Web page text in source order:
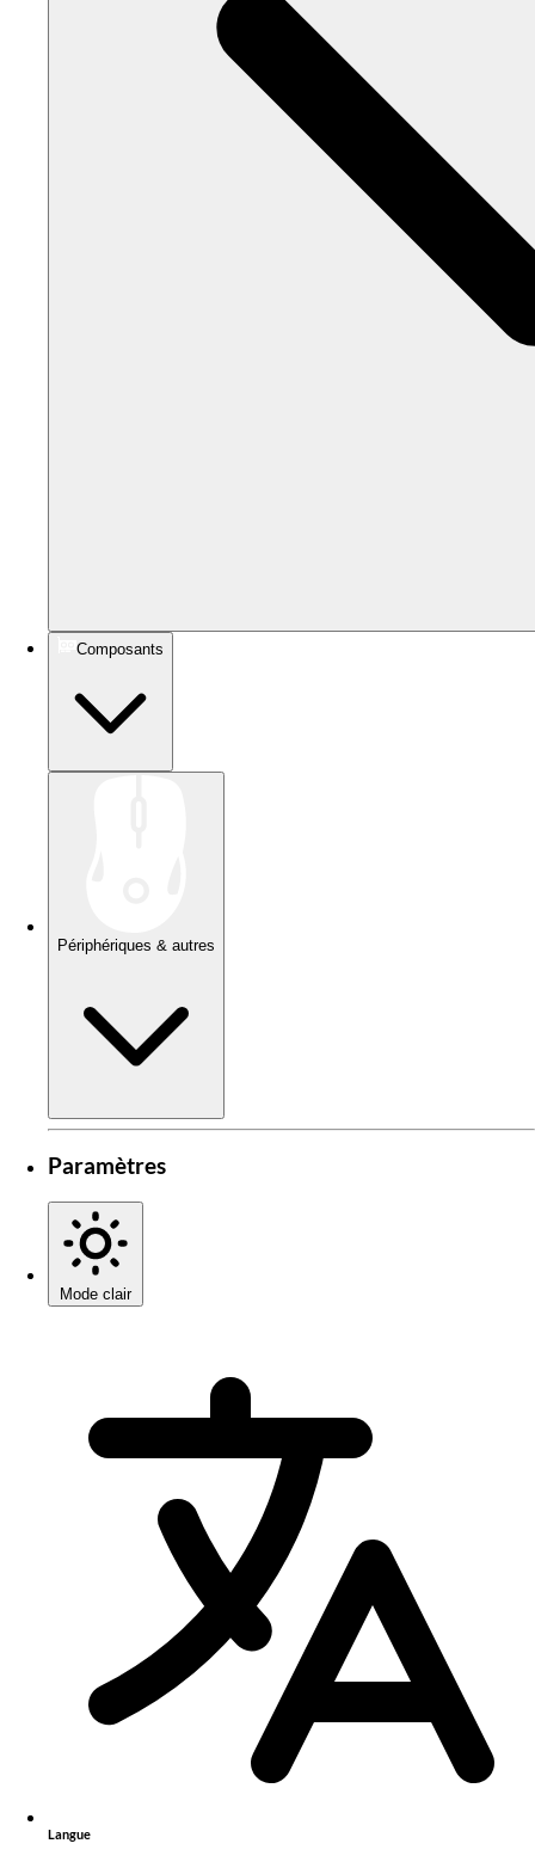
Composants
Périphériques & autres
Paramètres
Mode clair
Langue